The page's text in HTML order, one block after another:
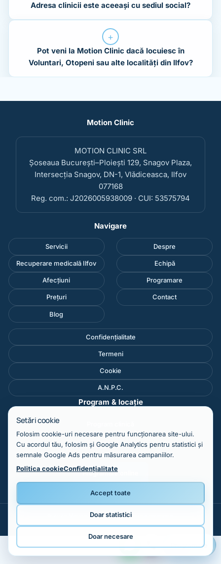
Adresa clinicii este aceeași cu sediul social?
Pot veni la Motion Clinic dacă locuiesc în
Voluntari, Otopeni sau alte localități din Ilfov?
+
Programare
Motion Clinic
MOTION CLINIC SRL
Șoseaua București–Ploiești 129, Snagov Plaza,
Intersecția Snagov, DN-1, Vlădiceasca, Ilfov
077168
Reg. com.: J2026005938009 · CUI: 53575794
Navigare
Servicii
Recuperare medicală Ilfov
Afecțiuni
Prețuri
Blog
Despre
Echipă
Programare
Contact
Confidențialitate
Termeni
Cookie
A.N.P.C.
Program & locație
Hartă
Programare online
© 2026 Motion Clinic. Toate drepturile rezervate.
Setări cookie
Folosim cookie-uri necesare pentru funcționarea site-ului.
Cu acordul tău, folosim și Google Analytics pentru statistici și
semnale Google Ads pentru măsurarea campaniilor.
Politica cookieConfidențialitate
Accept toate
Doar statistici
Doar necesare